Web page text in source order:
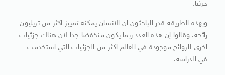
جزئيا.
وبهذه الطريقة قدر الباحثون ان الانسان يمكنه تمييز اكثر من تريليون
رائحة. وقالوا إن هذه العدد ربما يكون منخفضا جدا لان هناك جزئيات
اخرى للروائح موجودة في العالم اكثر من الجزئيات التي استخدمت
في الدراسة.